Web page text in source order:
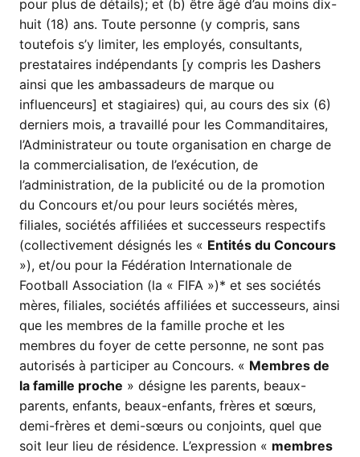
pour plus de détails); et (b) être âgé d’au moins dix-
huit (18) ans. Toute personne (y compris, sans
toutefois s’y limiter, les employés, consultants,
prestataires indépendants [y compris les Dashers
ainsi que les ambassadeurs de marque ou
influenceurs] et stagiaires) qui, au cours des six (6)
derniers mois, a travaillé pour les Commanditaires,
l’Administrateur ou toute organisation en charge de
la commercialisation, de l’exécution, de
l’administration, de la publicité ou de la promotion
du Concours et/ou pour leurs sociétés mères,
filiales, sociétés affiliées et successeurs respectifs
(collectivement désignés les « Entités du Concours
»), et/ou pour la Fédération Internationale de
Football Association (la « FIFA »)* et ses sociétés
mères, filiales, sociétés affiliées et successeurs, ainsi
que les membres de la famille proche et les
membres du foyer de cette personne, ne sont pas
autorisés à participer au Concours. « Membres de
la famille proche » désigne les parents, beaux-
parents, enfants, beaux-enfants, frères et sœurs,
demi-frères et demi-sœurs ou conjoints, quel que
soit leur lieu de résidence. L’expression « membres